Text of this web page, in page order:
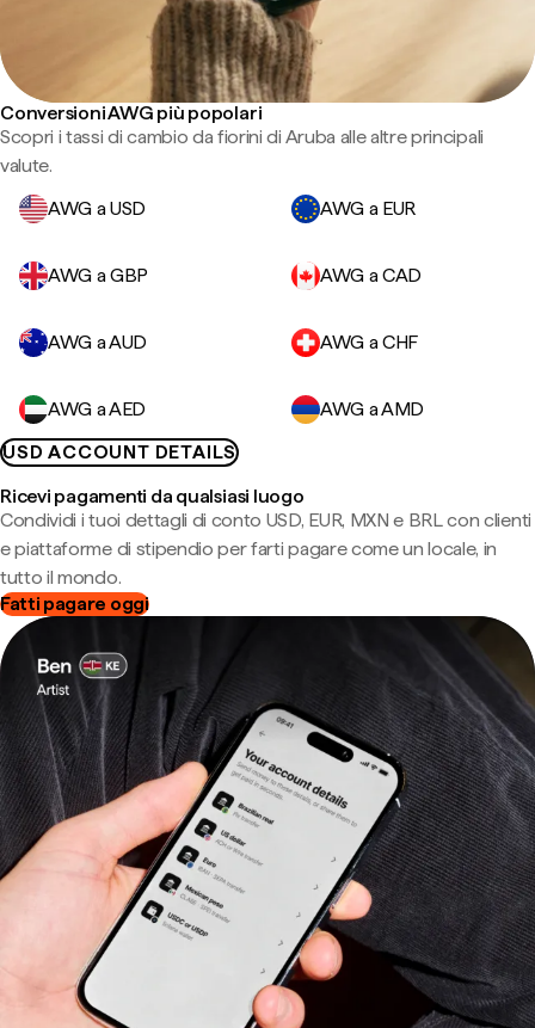
Conversioni AWG più popolari
Scopri i tassi di cambio da fiorini di Aruba alle altre principali
valute.
AWG a USD
AWG a EUR
AWG a GBP AWG a CAD
AWG a AUD AWG a CHF
AWG a AED
AWG a AMD
USD ACCOUNT DETAILS
Ricevi pagamenti da qualsiasi luogo
Condividi i tuoi dettagli di conto USD, EUR, MXN e BRL con clienti
e piattaforme di stipendio per farti pagare come un locale, in
tutto il mondo.
Fatti pagare oggi